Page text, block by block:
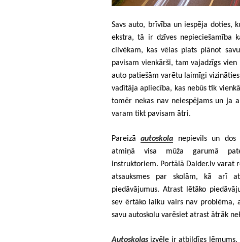
Savs auto, brīvība un iespēja doties,
ekstra, tā ir dzīves nepieciešamība
cilvēkam, kas vēlas plats plānot
pavisam vienkārši, tam vajadzīgs
auto patiešām varētu laimīgi
vadītāja apliecība, kas nebūs tik
tomēr nekas nav neiespējams un ja
varam tikt pavisam ātri.
Pareizāautoskola nepievils un dos
atmiņā visa mūža garumā
instruktoriem. Portālā Dalder.lv varat
atsauksmes par skolām, kā arī
piedāvājumus. Atrast lētāko
sev ērtāko laiku vairs nav
savu autoskolu varēsiet atrast ātrāk
Autoskolas izvēle ir atbildīgs